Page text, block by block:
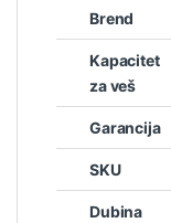
Brend
Kapacitet
za veš
Garancija
SKU
Dubina